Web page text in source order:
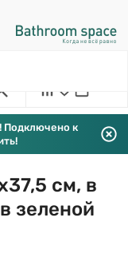
Подключено к
см, в
зеленой